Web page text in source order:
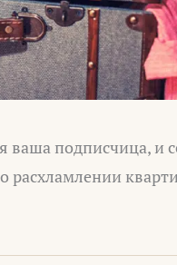
ваша подписчица, и
расхламлении